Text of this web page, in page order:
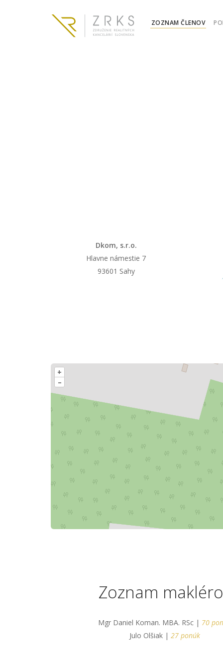
ZOZNAM ČLENOV
Dkom, s.r.o.
Hlavne námestie 7
93601 Sahy
+
–
Zoznam
Mgr Daniel Koman. MBA. RSc | 70
Julo Olšiak | 27 ponúk